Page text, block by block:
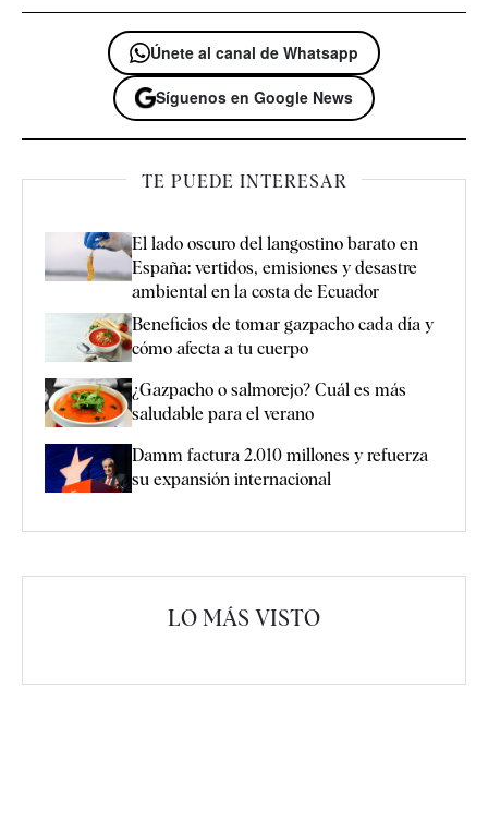
Únete al canal de Whatsapp
Síguenos en Google News
TE PUEDE INTERESAR
El lado oscuro del langostino barato en
España: vertidos, emisiones y desastre
ambiental en la costa de Ecuador
Beneficios de tomar gazpacho cada día y
cómo afecta a tu cuerpo
¿Gazpacho o salmorejo? Cuál es más
saludable para el verano
Damm factura 2.010 millones y refuerza
su expansión internacional
LO MÁS VISTO